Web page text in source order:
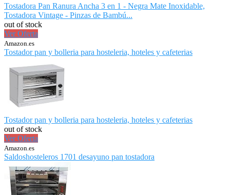
Tostadora Pan Ranura Ancha 3 en 1 - Negra Mate Inoxidable,
Tostadora Vintage - Pinzas de Bambú...
out of stock
Ver Oferta
Amazon.es
Tostador pan y bolleria para hosteleria, hoteles y cafeterias
Tostador pan y bolleria para hosteleria, hoteles y cafeterias
out of stock
Ver Oferta
Amazon.es
Saldoshosteleros 1701 desayuno pan tostadora